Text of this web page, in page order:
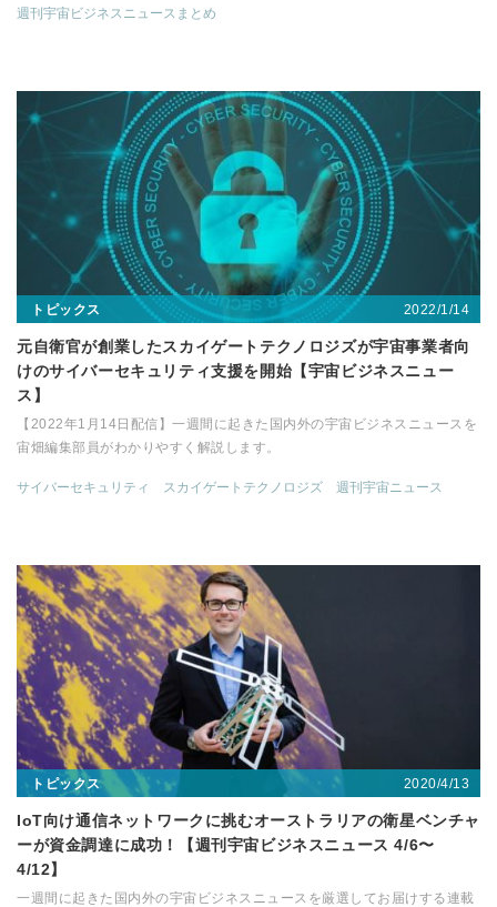
週刊宇宙ビジネスニュースまとめ
トピックス 2022/1/14
元自衛官が創業したスカイゲートテクノロジズが宇宙事業者向
けのサイバーセキュリティ支援を開始【宇宙ビジネスニュー
ス】
【2022年1月14日配信】一週間に起きた国内外の宇宙ビジネスニュースを
宙畑編集部員がわかりやすく解説します。
サイバーセキュリティ スカイゲートテクノロジズ 週刊宇宙ニュース
トピックス 2020/4/13
IoT向け通信ネットワークに挑むオーストラリアの衛星ベンチャ
ーが資金調達に成功！【週刊宇宙ビジネスニュース 4/6〜
4/12】
一週間に起きた国内外の宇宙ビジネスニュースを厳選してお届けする連載